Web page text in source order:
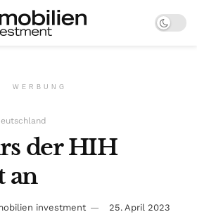
WERBUNG
der HIH
an
investment 25. April 2023